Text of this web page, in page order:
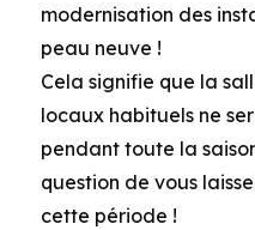
modernisation des
peau neuve !
Cela signifie que la
locaux habituels ne
pendant toute la
question de vous
cette période !